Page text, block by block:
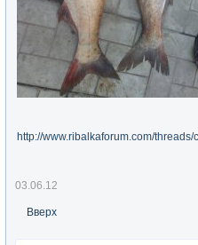
http://www.ribalkaforum.com/
03.06.12
Вверх